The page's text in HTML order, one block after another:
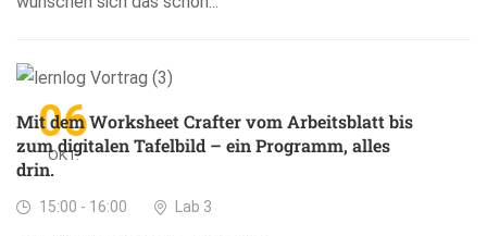
06
OKT.
Mit dem Worksheet Crafter vom Arbeitsblatt bis
zum digitalen Tafelbild – ein Programm, alles
drin.
15:00 - 16:00 Lab 3